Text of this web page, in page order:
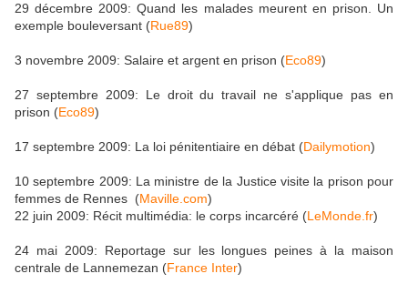
29 décembre 2009: Quand les malades meurent en prison. Un
exemple bouleversant (Rue89)
3 novembre 2009: Salaire et argent en prison (Eco89)
27 septembre 2009: Le droit du travail ne s'applique pas en
prison (Eco89)
17 septembre 2009: La loi pénitentiaire en débat (Dailymotion)
10 septembre 2009: La ministre de la Justice visite la prison pour
femmes de Rennes (Maville.com)
22 juin 2009: Récit multimédia: le corps incarcéré (LeMonde.fr)
24 mai 2009: Reportage sur les longues peines à la maison
centrale de Lannemezan (France Inter)